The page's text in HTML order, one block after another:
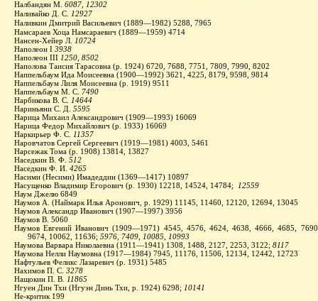
Налбандян М. 6087, 12302
Наливайко Д. С. 12927
Наливкин Дмитрий Васильевич (1889—1982) 5288, 7965
Намсараев Хоца Намсараевич (1889—1959) 4714
Нансен-Хейер Л. 10724
Наполеон I 3938
Наполеон III 1250, 8502
Наполова Таисия Тарасовна (р. 1924) 6720, 7688, 7751, 7809, 7990, 8202
Наппельбаум Ида Моисеевна (1900—1992) 3621, 4225, 8179, 9598, 9814
Наппельбаум Лиля Моисеевна (р. 1919) 9511
Наппельбаум М. С. 7490
Нарбикова В. С. 14644
Нариньяни С. Д. 5595
Нарица Михаил Александрович (1909—1993) 16069
Нарица Федор Михайлович (р. 1933) 16069
Наркирьер Ф. С. 11357
Наровчатов Сергей Сергеевич (1919—1981) 4003, 5461
Нарсежак Тома (р. 1908) 13814, 13827
Наседкин В. Ф. 512
Наседкин Ф. И. 4265
Насими (Несими) Имадеддин (1369—1417) 10897
Насущенко Владимир Егорович (р. 1930) 12218, 14524, 14784;
12559
Наум Джелю 6849
Наумов А. (Наймарк Илья Аронович, р. 1929) 11145, 11460, 12120, 12694, 13045
Наумов Александр Иванович (1907—1997) 3956
Наумов В. 5060
Наумов Евгений Иванович (1909—1971) 4545, 4576, 4624, 4638, 4666, 4685,
9674, 10062, 11636; 5976, 7409, 10085, 10993
Наумова Варвара Николаевна (1911—1941) 1308, 1488, 2127, 2253, 3122; 8117
Наумова Нелли Наумовна (1917—1984) 7945, 11176, 11506, 12134, 12442, 12723
Нафтульев Феликс Лазаревич (р. 1931) 5485
Нахимов П. С. 3278
Нащокин П. В. 11865
Нгуен Дин Тхи (Нгуэн Динь Тхи, р. 1924) 6298; 10141
Не-критик 199